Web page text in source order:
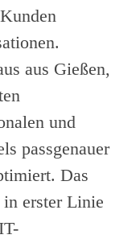
aus Gießen,
und
passgenauer
Das
erster Linie